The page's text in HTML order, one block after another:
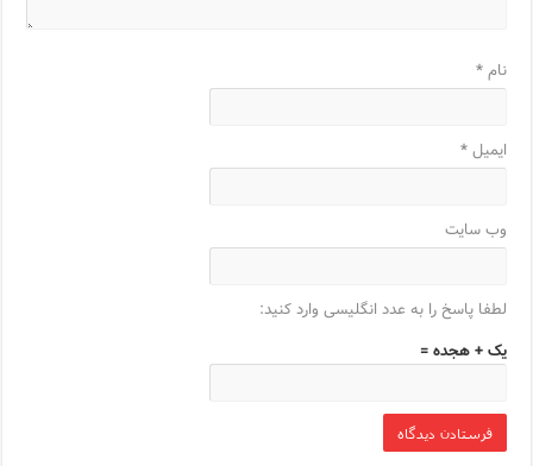
نام*
ایمیل*
وب‌ سایت
لطفا پاسخ را به عدد انگلیسی وارد کنید:
یک + هجده =